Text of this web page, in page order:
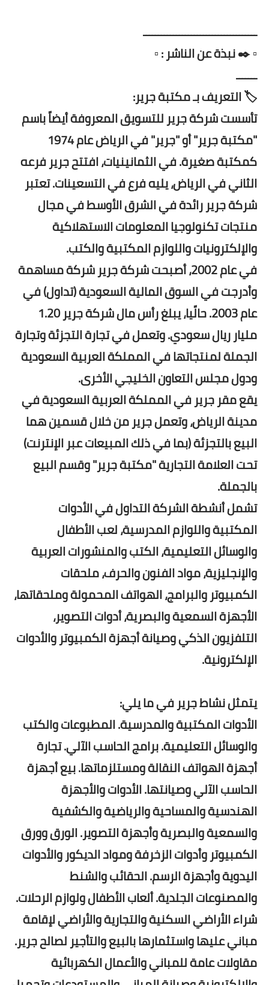
ــــــــــــــــــــــــــــــــــــــ
▫️ ✒️ نبذة عن الناشر : ▫️
ـــــــ
🏷️ التعريف بـ مكتبة جرير:
تأسست شركة جرير للتسويق المعروفة أيضاً باسم
"مكتبة جرير" أو "جرير" في الرياض عام 1974
كمكتبة صغيرة. في الثمانينيات، افتتح جرير فرعه
الثاني في الرياض، يليه فرع في التسعينات. تعتبر
شركة جرير رائدة في الشرق الأوسط في مجال
منتجات تكنولوجيا المعلومات الاستهلاكية
والإلكترونيات واللوازم المكتبية والكتب.
في عام 2002، أصبحت شركة جرير شركة مساهمة
وأدرجت في السوق المالية السعودية (تداول) في
عام 2003. حالًيا، يبلغ رأس مال شركة جرير 1.20
مليار ريال سعودي. وتعمل في تجارة التجزئة وتجارة
الجملة لمنتجاتها في المملكة العربية السعودية
ودول مجلس التعاون الخليجي الأخرى.
يقع مقر جرير في المملكة العربية السعودية في
مدينة الرياض، وتعمل جرير من خلال قسمين هما
البيع بالتجزئة (بما في ذلك المبيعات عبر الإنترنت)
تحت العلامة التجارية "مكتبة جرير" وقسم البيع
بالجملة.
تشمل أنشطة الشركة التداول في الأدوات
المكتبية واللوازم المدرسية، لعب الأطفال
والوسائل التعليمية، الكتب والمنشورات العربية
والإنجليزية، مواد الفنون والحرف، ملحقات
الكمبيوتر والبرامج، الهواتف المحمولة وملحقاتها،
الأجهزة السمعية والبصرية، أدوات التصوير،
التلفزيون الذكي وصيانة أجهزة الكمبيوتر والأدوات
الإلكترونية.
يتمثل نشاط جرير في ما يلي:
الأدوات المكتبية والمدرسية. المطبوعات والكتب
والوسائل التعليمية. برامج الحاسب الآلي. تجارة
أجهزة الهواتف النقالة ومستلزماتها. بيع أجهزة
الحاسب الآلي وصيانتها. الأدوات والأجهزة
الهندسية والمساحية والرياضية والكشفية
والسمعية والبصرية وأجهزة التصوير. الورق وورق
الكمبيوتر وأدوات الزخرفة ومواد الديكور والأدوات
اليدوية وأجهزة الرسم. الحقائب والشنط
والمصنوعات الجلدية. ألعاب الأطفال ولوازم الرحلات.
شراء الأراضي السكنية والتجارية والأراضي لإقامة
مباني عليها واستثمارها بالبيع والتأجير لصالح جرير.
مقاولات عامة للمباني والأعمال الكهربائية